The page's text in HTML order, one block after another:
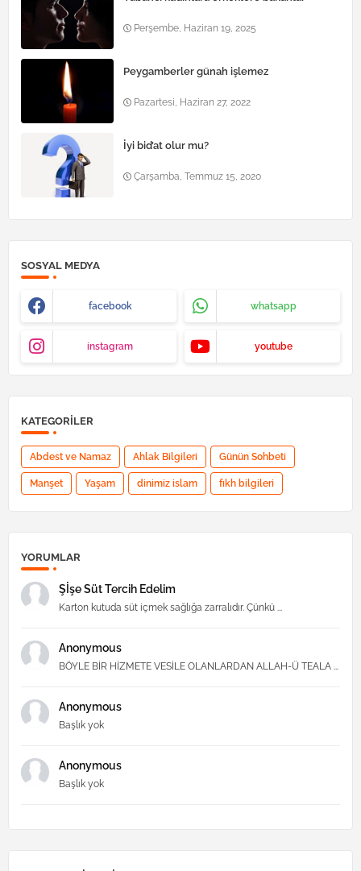
Perşembe, Haziran 19, 2025
Peygamberler günah işlemez
Pazartesi, Haziran 27, 2022
İyi bid’at olur mu?
Çarşamba, Temmuz 15, 2020
SOSYAL MEDYA
facebook whatsapp
instagram youtube
KATEGORILER
Abdest ve Namaz Ahlak Bilgileri Günün Sohbeti
Manşet Yaşam dinimiz islam fıkh bilgileri
YORUMLAR
Şİşe Süt Tercih Edelim
Karton kutuda süt içmek sağlığa zarralıdır. Çünkü ...
Anonymous
BÖYLE BİR HİZMETE VESİLE OLANLARDAN ALLAH-Ü TEALA ...
Anonymous
Başlık yok
Anonymous
Başlık yok